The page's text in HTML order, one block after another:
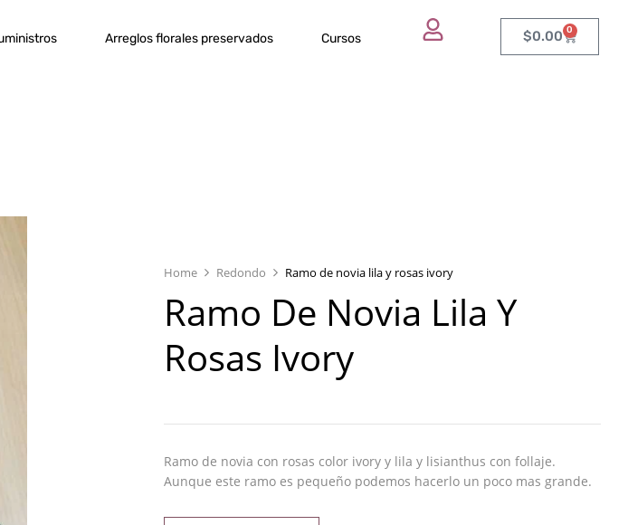
Arreglos florales preservados Cursos $0.00 0
Home Redondo Ramo de novia lila y rosas ivory
Ramo De Novia Lila Y
Rosas Ivory
Ramo de novia con rosas color ivory y lila y lisianthus con follaje.
Aunque este ramo es pequeño podemos hacerlo un poco mas grande.